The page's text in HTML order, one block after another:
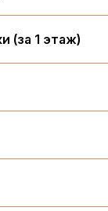
(за 1 этаж)